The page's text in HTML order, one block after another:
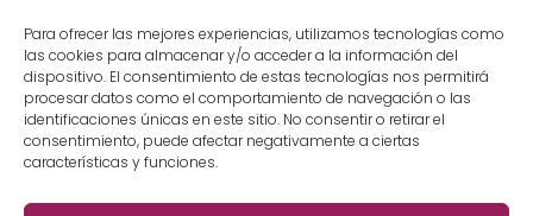
Para ofrecer las mejores experiencias, utilizamos tecnologías como
las cookies para almacenar y/o acceder a la información del
dispositivo. El consentimiento de estas tecnologías nos permitirá
procesar datos como el comportamiento de navegación o las
identificaciones únicas en este sitio. No consentir o retirar el
consentimiento, puede afectar negativamente a ciertas
características y funciones.
CUIDADOS ESPECIALIZADOS
Cuidadoras de personas con Alzheimer
Cuidadoras de personas con Parkinson
Cuidadoras de personas con ELA
Cuidados especializados para personas que